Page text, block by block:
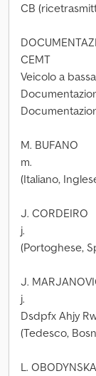
CB
CEMT
Veicolo a
M. BUFANO
m.
(Italiano,
J. CORDEIRO
j.
(Portoghese,
J.
j.
Dsdpfx Ahjy
(Tedesco,
L. OBODYNSKA